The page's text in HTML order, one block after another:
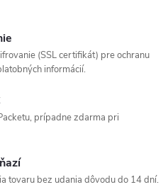
(SSL certifikát) pre ochranu
informácií.
prípadne zdarma pri
tovaru bez udania dôvodu do 14 dní.